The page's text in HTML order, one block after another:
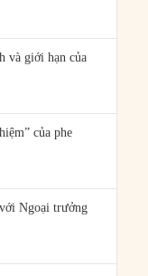
và giới hạn của
của phe
Ngoại trưởng